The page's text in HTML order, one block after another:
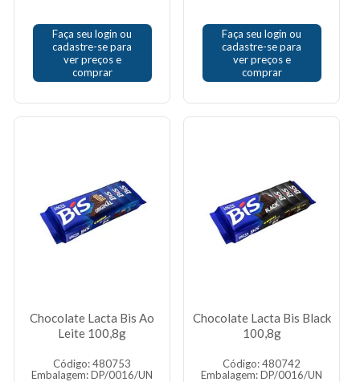
Faça seu login ou
cadastre-se para
ver preços e
comprar
Faça seu login ou
cadastre-se para
ver preços e
comprar
Chocolate Lacta Bis Ao
Leite 100,8g
Código: 480753
Embalagem: DP/0016/UN
Chocolate Lacta Bis Black
100,8g
Código: 480742
Embalagem: DP/0016/UN